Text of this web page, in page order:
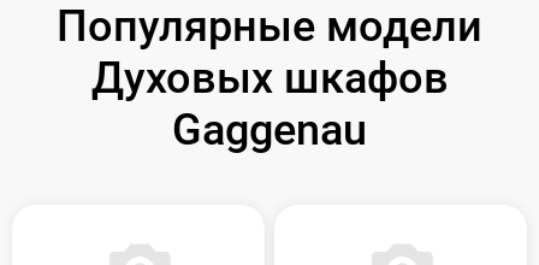
Популярные модели
Духовых шкафов
Gaggenau